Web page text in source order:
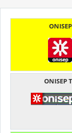
ONISEP
ONISEP